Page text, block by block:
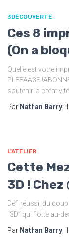
3DÉCOUVERTE
Ces 8
(On a
Quelle est votre
PLEEAASE
soutenir la créativité
Par Nathan Barry ,
L'ATELIER
Cette
3D !
Défi réussi, du
“3D” qui flotte au-
Par Nathan Barry ,